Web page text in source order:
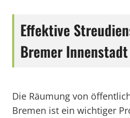
Effektive
Bremer Innenstadt
Die Räumung von
Bremen ist ein wichtiger